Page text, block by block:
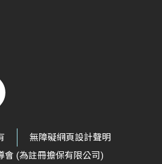
無障礙網頁設計聲明
會 (為註冊擔保有限公司)